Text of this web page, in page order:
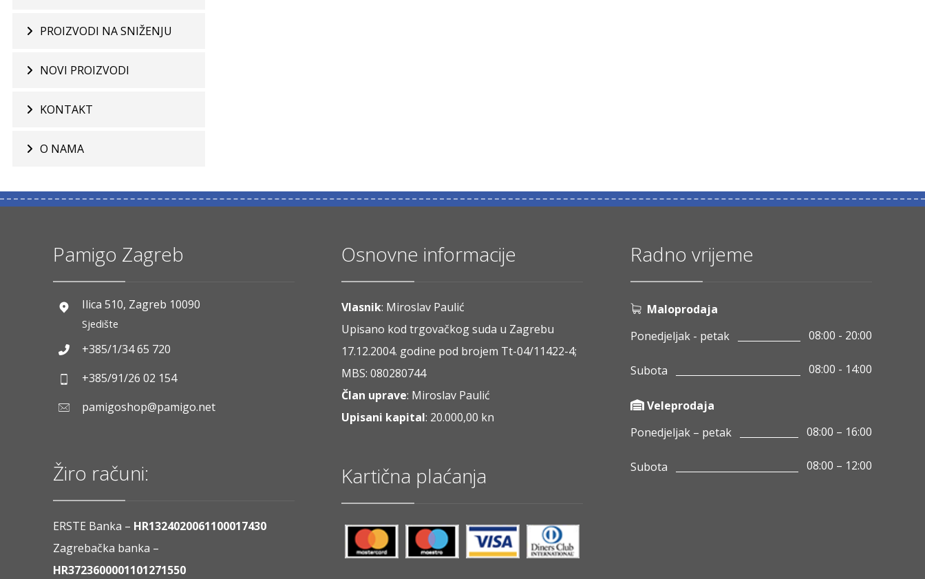
PROIZVODI NA SNIŽENJU
NOVI PROIZVODI
KONTAKT
O NAMA
Pamigo Zagreb
Ilica 510, Zagreb 10090
Sjedište
+385/1/34 65 720
+385/91/26 02 154
pamigoshop@pamigo.net
Žiro računi:
ERSTE Banka – HR1324020061100017430
Zagrebačka banka –
HR3723600001101271550
Osnovne informacije
Vlasnik: Miroslav Paulić
Upisano kod trgovačkog suda u Zagrebu
17.12.2004. godine pod brojem Tt-04/11422-4;
MBS: 080280744
Član uprave: Miroslav Paulić
Upisani kapital: 20.000,00 kn
Kartična plaćanja
Radno vrijeme
Maloprodaja
Ponedjeljak - petak
08:00 - 20:00
Subota 08:00 - 14:00
Veleprodaja
Ponedjeljak – petak
08:00 – 16:00
Subota 08:00 – 12:00